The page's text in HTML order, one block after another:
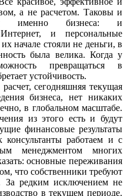
а не расчетом. Таковы и
именно бизнеса: и
и персональные
начале стояли не деньги, в
была велика. Когда у
превращаться в
устойчивость.
сегодняшняя текущая
бизнеса, нет никаких
в глобальном масштабе.
из этого есть и будут
финансовые результаты
работаем и с
менеджментом многих
основные переживания
что собственники требуют
За редким исключением не
в текущем периоде.